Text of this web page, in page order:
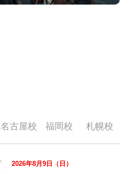
名古屋校 福岡校 札幌校
2026年8月9日（日）